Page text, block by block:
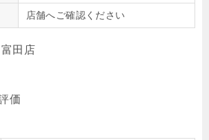
店舗へご確認ください
田店
価